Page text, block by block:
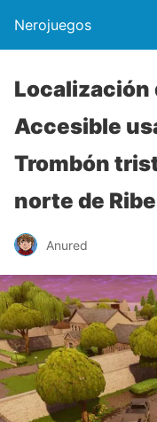
Nerojuegos
Localización
Accesible
Trombón
norte de
Anured